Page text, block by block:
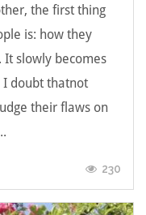
the first thing
is: how they
slowly becomes
I doubt thatnot
their flaws on
230